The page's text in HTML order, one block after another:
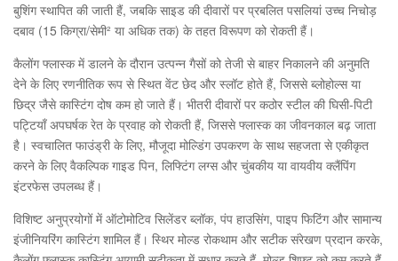
बुशिंग स्थापित की जाती हैं, जबकि साइड की दीवारों पर प्रबलित पसलियां उच्च निचोड़
दबाव (15 किग्रा/सेमी² या अधिक तक) के तहत विरूपण को रोकती हैं।
कैलोंग फ्लास्क में डालने के दौरान उत्पन्न गैसों को तेजी से बाहर निकालने की अनुमति
देने के लिए रणनीतिक रूप से स्थित वेंट छेद और स्लॉट होते हैं, जिससे ब्लोहोल्स या
छिद्र जैसे कास्टिंग दोष कम हो जाते हैं। भीतरी दीवारों पर कठोर स्टील की घिसी-पिटी
पट्टियाँ अपघर्षक रेत के प्रवाह को रोकती हैं, जिससे फ्लास्क का जीवनकाल बढ़ जाता
है। स्वचालित फाउंड्री के लिए, मौजूदा मोल्डिंग उपकरण के साथ सहजता से एकीकृत
करने के लिए वैकल्पिक गाइड पिन, लिफ्टिंग लग्स और चुंबकीय या वायवीय क्लैंपिंग
इंटरफेस उपलब्ध हैं।
विशिष्ट अनुप्रयोगों में ऑटोमोटिव सिलेंडर ब्लॉक, पंप हाउसिंग, पाइप फिटिंग और सामान्य
इंजीनियरिंग कास्टिंग शामिल हैं। स्थिर मोल्ड रोकथाम और सटीक संरेखण प्रदान करके,